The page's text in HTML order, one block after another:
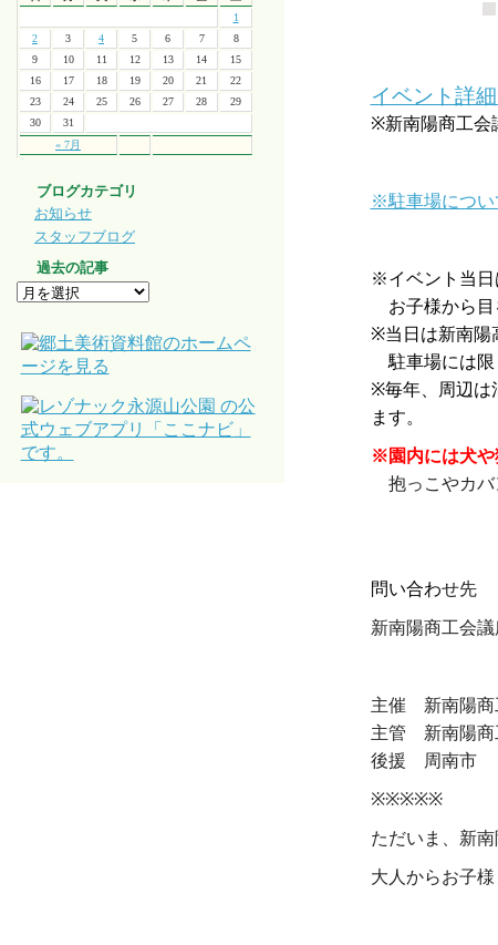
« 7月
1
2
3 4 5 6 7
8
9
10 11 12 13 14
15
16
17 18 19 20 21
22
23
24 25 26 27 28
29
30
31
ブログカテゴリ
お知らせ
スタッフブログ
過去の記事
イベント詳
※新南陽商工会
※駐車場につい
※イベント当日
お子様から目
※当日は新南陽
駐車場には限
※毎年、周辺は
ます。
※園内には犬や
抱っこやカバ
問い合わせ先
新南陽商工会議
主催 新南陽商
主管 新南陽商
後援 周南市
※※※※※
ただいま、新
大人からお子